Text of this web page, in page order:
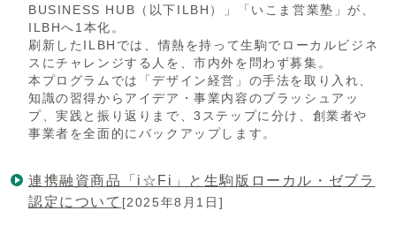
BUSINESS HUB（以下ILBH）」「いこま営業塾」が、
ILBHへ1本化。
刷新したILBHでは、情熱を持って生駒でローカルビジネ
スにチャレンジする人を、市内外を問わず募集。
本プログラムでは「デザイン経営」の手法を取り入れ、
知識の習得からアイデア・事業内容のブラッシュアッ
プ、実践と振り返りまで、3ステップに分け、創業者や
事業者を全面的にバックアップします。
連携融資商品「i☆Fi」と生駒版ローカル・ゼブラ
認定について [2025年8月1日]